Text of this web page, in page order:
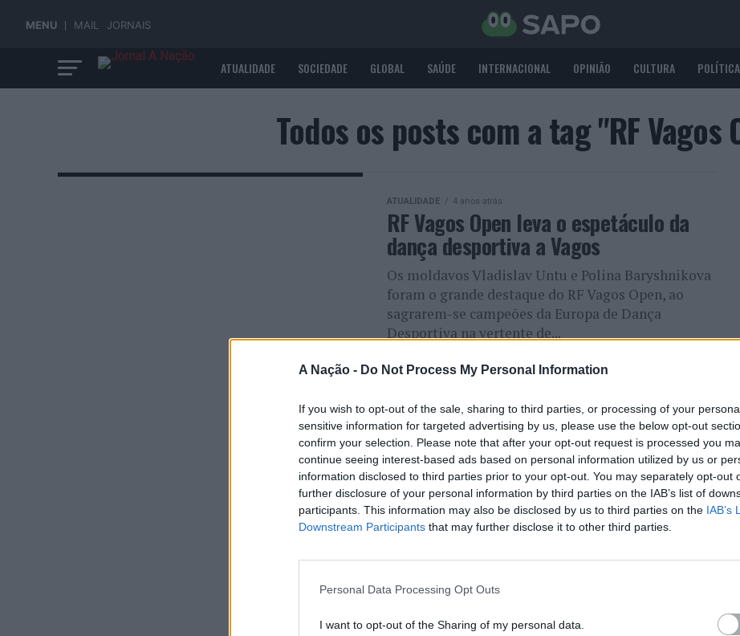
A Nação - Do Not Process My Personal Information
If you wish to opt-out of the sale, sharing to third parties, or processing of your
sensitive information for targeted advertising by us, please use the below opt-out
confirm your selection. Please note that after your opt-out request is processed you
continue seeing interest-based ads based on personal information utilized by us or
information disclosed to third parties prior to your opt-out. You may separately opt-out
further disclosure of your personal information by third parties on the IAB’s list of
participants. This information may also be disclosed by us to third parties on the IAB’s
Downstream Participants that may further disclose it to other third parties.
Personal Data Processing Opt Outs
I want to opt-out of the Sharing of my personal data.
MENU MAIL JORNAIS
ATUALIDADE SOCIEDADE GLOBAL SAÚDE INTERNACIONAL OPINIÃO CULTURA POLÍTICA
Todos os posts com a tag "RF Vagos
ATUALIDADE 4 anos atrás
RF Vagos Open leva o espetáculo da
dança desportiva a Vagos
Os moldavos Vladislav Untu e Polina Baryshnikova
foram o grande destaque do RF Vagos Open, ao
sagrarem-se campeões da Europa de Dança
Desportiva na vertente de...